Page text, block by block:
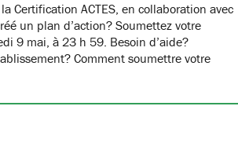
Certification ACTES, en collaboration avec
un plan d’action? Soumettez votre
9 mai, à 23 h 59. Besoin d’aide?
Comment soumettre votre